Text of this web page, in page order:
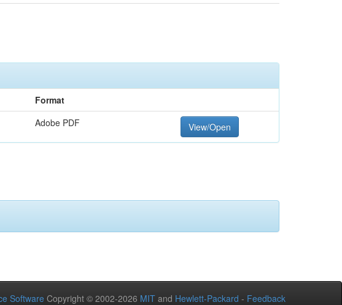
Format
Adobe PDF View/Open
Software Copyright © 2002-2026 MIT and Hewlett-Packard - Feedback